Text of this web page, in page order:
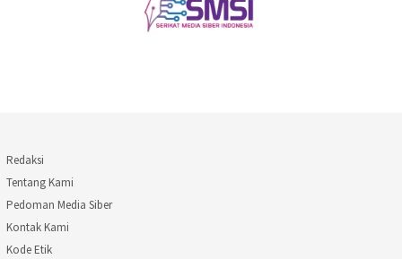
Redaksi
Tentang Kami
Pedoman Media Siber
Kontak Kami
Kode Etik